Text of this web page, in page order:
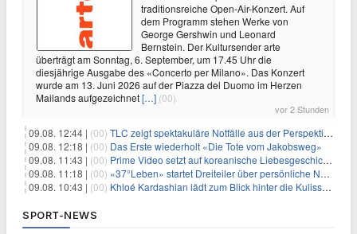
traditionsreiche Open-Air-Konzert. Auf
dem Programm stehen Werke von
George Gershwin und Leonard
Bernstein. Der Kultursender arte
überträgt am Sonntag, 6. September, um 17.45 Uhr die
diesjährige Ausgabe des «Concerto per Milano». Das Konzert
wurde am 13. Juni 2026 auf der Piazza del Duomo im Herzen
Mailands aufgezeichnet[…] (00)
vor 2 Stunden
09.08. 12:44 | (00) TLC zeigt spektakuläre Notfälle aus der Perspektive der Patienten
09.08. 12:18 | (00) Das Erste wiederholt «Die Tote vom Jakobsweg»
09.08. 11:43 | (00) Prime Video setzt auf koreanische Liebesgeschichte
09.08. 11:18 | (00) «37°Leben» startet Dreiteiler über persönliche Neuanfänge
09.08. 10:43 | (00) Khloé Kardashian lädt zum Blick hinter die Kulissen ihres Freundeskreises
SPORT-NEWS